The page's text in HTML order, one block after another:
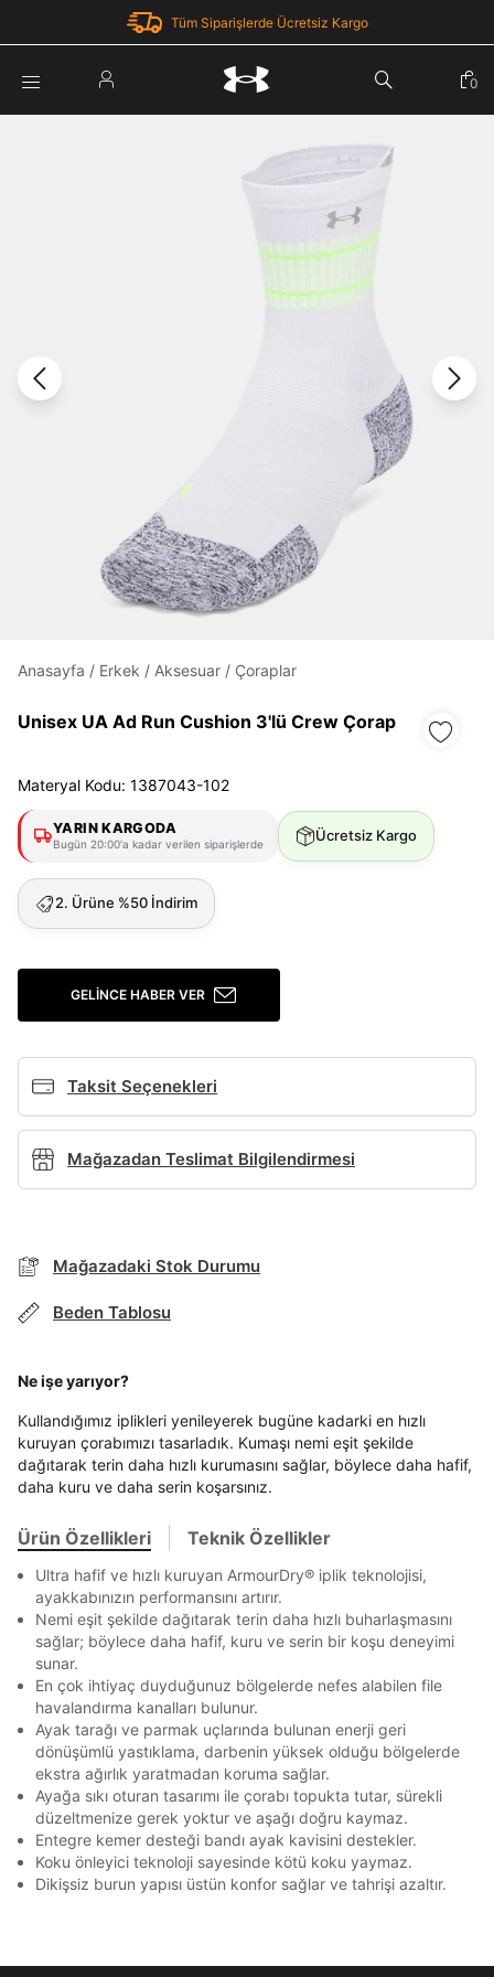
Tüm Siparişlerde Ücretsiz Kargo
0
Anasayfa / Erkek / Aksesuar / Çoraplar
Unisex UA Ad Run Cushion 3'lü Crew Çorap
Materyal Kodu: 1387043-102
YARIN KARGODA
Bugün 20:00'a kadar verilen siparişlerde Ücretsiz Kargo
2. Ürüne %50 İndirim
GELINCE HABER VER
Taksit Seçenekleri
TAKSİT SEÇENEKLERİ
Banka Kart Taksit
İşbankası Maximum
QNB QNB
AnadoluBank World 3
Kapat
Mağazadan Teslimat Bilgilendirmesi
Mağazadaki Stok Durumu
Beden Tablosu
Ne işe yarıyor?
Kullandığımız iplikleri yenileyerek bugüne kadarki en hızlı
kuruyan çorabımızı tasarladık. Kumaşı nemi eşit şekilde
dağıtarak terin daha hızlı kurumasını sağlar, böylece daha hafif,
daha kuru ve daha serin koşarsınız.
Ürün Özellikleri Teknik Özellikler
Ultra hafif ve hızlı kuruyan ArmourDry® iplik teknolojisi,
ayakkabınızın performansını artırır.
Nemi eşit şekilde dağıtarak terin daha hızlı buharlaşmasını
sağlar; böylece daha hafif, kuru ve serin bir koşu deneyimi
sunar.
En çok ihtiyaç duyduğunuz bölgelerde nefes alabilen file
havalandırma kanalları bulunur.
Ayak tarağı ve parmak uçlarında bulunan enerji geri
dönüşümlü yastıklama, darbenin yüksek olduğu bölgelerde
ekstra ağırlık yaratmadan koruma sağlar.
Ayağa sıkı oturan tasarımı ile çorabı topukta tutar, sürekli
düzeltmenize gerek yoktur ve aşağı doğru kaymaz.
Entegre kemer desteği bandı ayak kavisini destekler.
Koku önleyici teknoloji sayesinde kötü koku yaymaz.
Dikişsiz burun yapısı üstün konfor sağlar ve tahrişi azaltır.
Mağazada Bul
Beden Seçin
Mağazada Bul
BEDEN TABLOSU
Kapat
Stok Bildirimi
Ürün stoklara geldiğindemail adresinize
bildirim göndereceğiz.
Kapat
Term Of Use
ipsum
Siparişinizin durumu hakkında bilgi alabilmek için
aşağıdaki bilgileri giriniz.
Sipariş Numaranız *
Parola Yenileme
Zaten hesabın var mı? Giriş yap
Daha hızlı ödeme.
Giriş Yap Kayıt Ol
E-posta
Giriş Yap
E-posta Adresi*
En az 8 karakter
Bir küçük harf karakter
En az 1 özel karakter
Aşağıdakileri okudum ve kabul ediyorum:
Kişisel verilerinizAydınlatma Metni ,Hüküm ve Koşullar
uyarınca işlenecektir. Kişisel verilerimin Doğuş
Perakende Satış Giyim ve Aksesuar Ticaret A.Ş.
tarafından ticari elektronik ileti gönderilmesi amacıyla
işlenmesini kabul ediyorum.
Sms
E-mail
Çağrı Merkezi / Arama
Kişisel verilerimin Doğuş Perakende Satış Giyim ve
Aksesuar Ticaret A.Ş. bünyesinde yer alan
markalara ait ürünlerin bana özel pazarlanması ve
Doğuş Grubu şirketlerinde bulunan pazarlama
Kimlik, iletişim ve müşteri işlem verilerimin alınan
sn
SMS Onay Kodu
Bilgilerinizi güncellemek için lütfen telefonunuza SMS
ile gelen kodu girerek telefon numaranızı doğrulayın.
GÖNDER
sn
SMS Onay Kodu
Bilgilerinizi güncellemek için lütfen telefonunuza SMS
ile gelen kodu girerek telefon numaranızı doğrulayın.
GÖNDER